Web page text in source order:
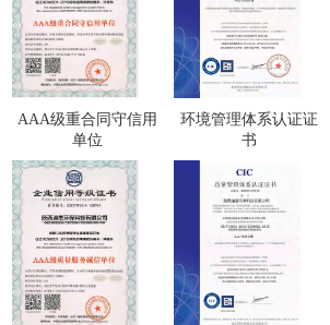
AAA级重合同守信用
单位
环境管理体系认证证
书